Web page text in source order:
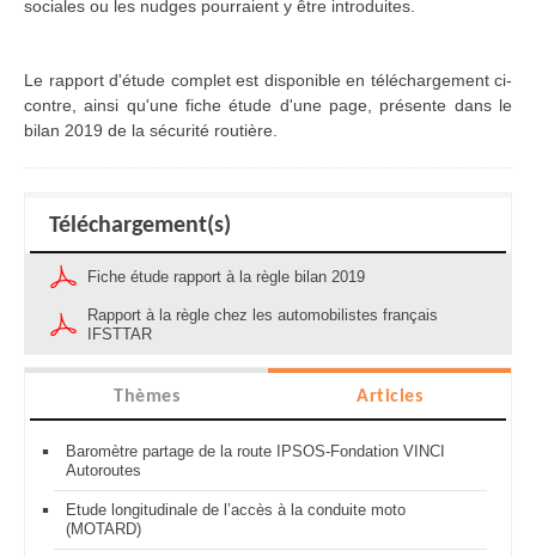
sociales ou les nudges pourraient y être introduites.
Le rapport d'étude complet est disponible en téléchargement ci-
contre, ainsi qu'une fiche étude d'une page, présente dans le
bilan 2019 de la sécurité routière.
Téléchargement(s)
Fiche étude rapport à la règle bilan 2019
Rapport à la règle chez les automobilistes français
IFSTTAR
Thèmes Articles
Baromètre partage de la route IPSOS-Fondation VINCI
Autoroutes
Etude longitudinale de l’accès à la conduite moto
(MOTARD)